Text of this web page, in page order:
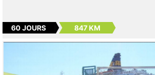
60 JOURS 847 KM